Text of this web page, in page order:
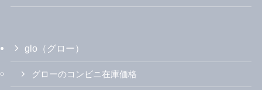
glo（グロー）
グローのコンビニ在庫価格